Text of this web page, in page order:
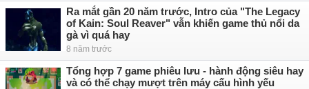
Ra mắt gần 20 năm trước, Intro của "The Legacy
of Kain: Soul Reaver" vẫn khiến game thủ nổi da
gà vì quá hay
8 năm trước
Tổng hợp 7 game phiêu lưu - hành động siêu hay
và có thể chạy mượt trên máy cấu hình yếu